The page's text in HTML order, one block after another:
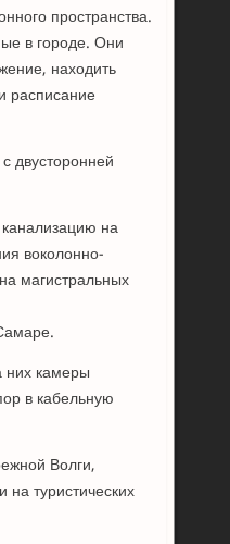
пространства.
в городе. Они
находить
расписание
двусторонней
на
воколонно-
магистральных
них камеры
в кабельную
Волги,
туристических